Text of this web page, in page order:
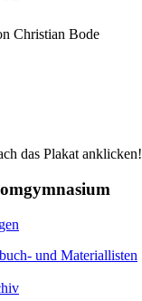
Christian Bode
das Plakat anklicken!
und Materiallisten